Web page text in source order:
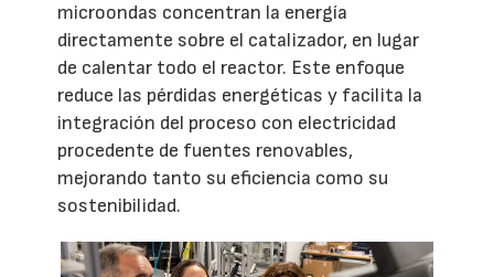
microondas concentran la energía
directamente sobre el catalizador, en lugar
de calentar todo el reactor. Este enfoque
reduce las pérdidas energéticas y facilita la
integración del proceso con electricidad
procedente de fuentes renovables,
mejorando tanto su eficiencia como su
sostenibilidad.